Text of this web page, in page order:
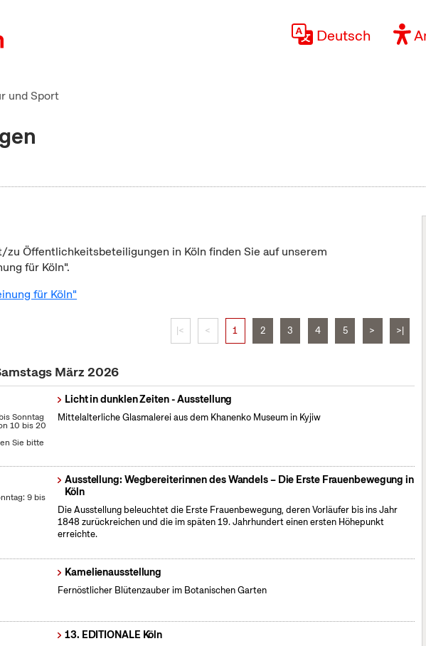
Deutsch
und Sport
zu Öffentlichkeitsbeteiligungen in Köln finden Sie auf unserem
für Köln".
für Köln"
|< < 1 2 3 4 5 > >|
März 2026
Sonntag
10 bis 20
Sie bitte
Licht in dunklen Zeiten - Ausstellung
Mittelalterliche Glasmalerei aus dem Khanenko Museum in Kyjiw
9 bis
Ausstellung: Wegbereiterinnen des Wandels – Die Erste Frauenbewegung in
Köln
Die Ausstellung beleuchtet die Erste Frauenbewegung, deren Vorläufer bis ins Jahr
1848 zurückreichen und die im späten 19. Jahrhundert einen ersten Höhepunkt
erreichte.
Kamelienausstellung
Fernöstlicher Blütenzauber im Botanischen Garten
13. EDITIONALE Köln